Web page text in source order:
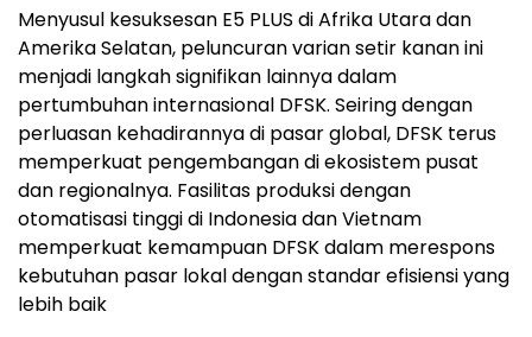
Menyusul kesuksesan E5 PLUS di Afrika Utara dan
Amerika Selatan, peluncuran varian setir kanan ini
menjadi langkah signifikan lainnya dalam
pertumbuhan internasional DFSK. Seiring dengan
perluasan kehadirannya di pasar global, DFSK terus
memperkuat pengembangan di ekosistem pusat
dan regionalnya. Fasilitas produksi dengan
otomatisasi tinggi di Indonesia dan Vietnam
memperkuat kemampuan DFSK dalam merespons
kebutuhan pasar lokal dengan standar efisiensi yang
lebih baik